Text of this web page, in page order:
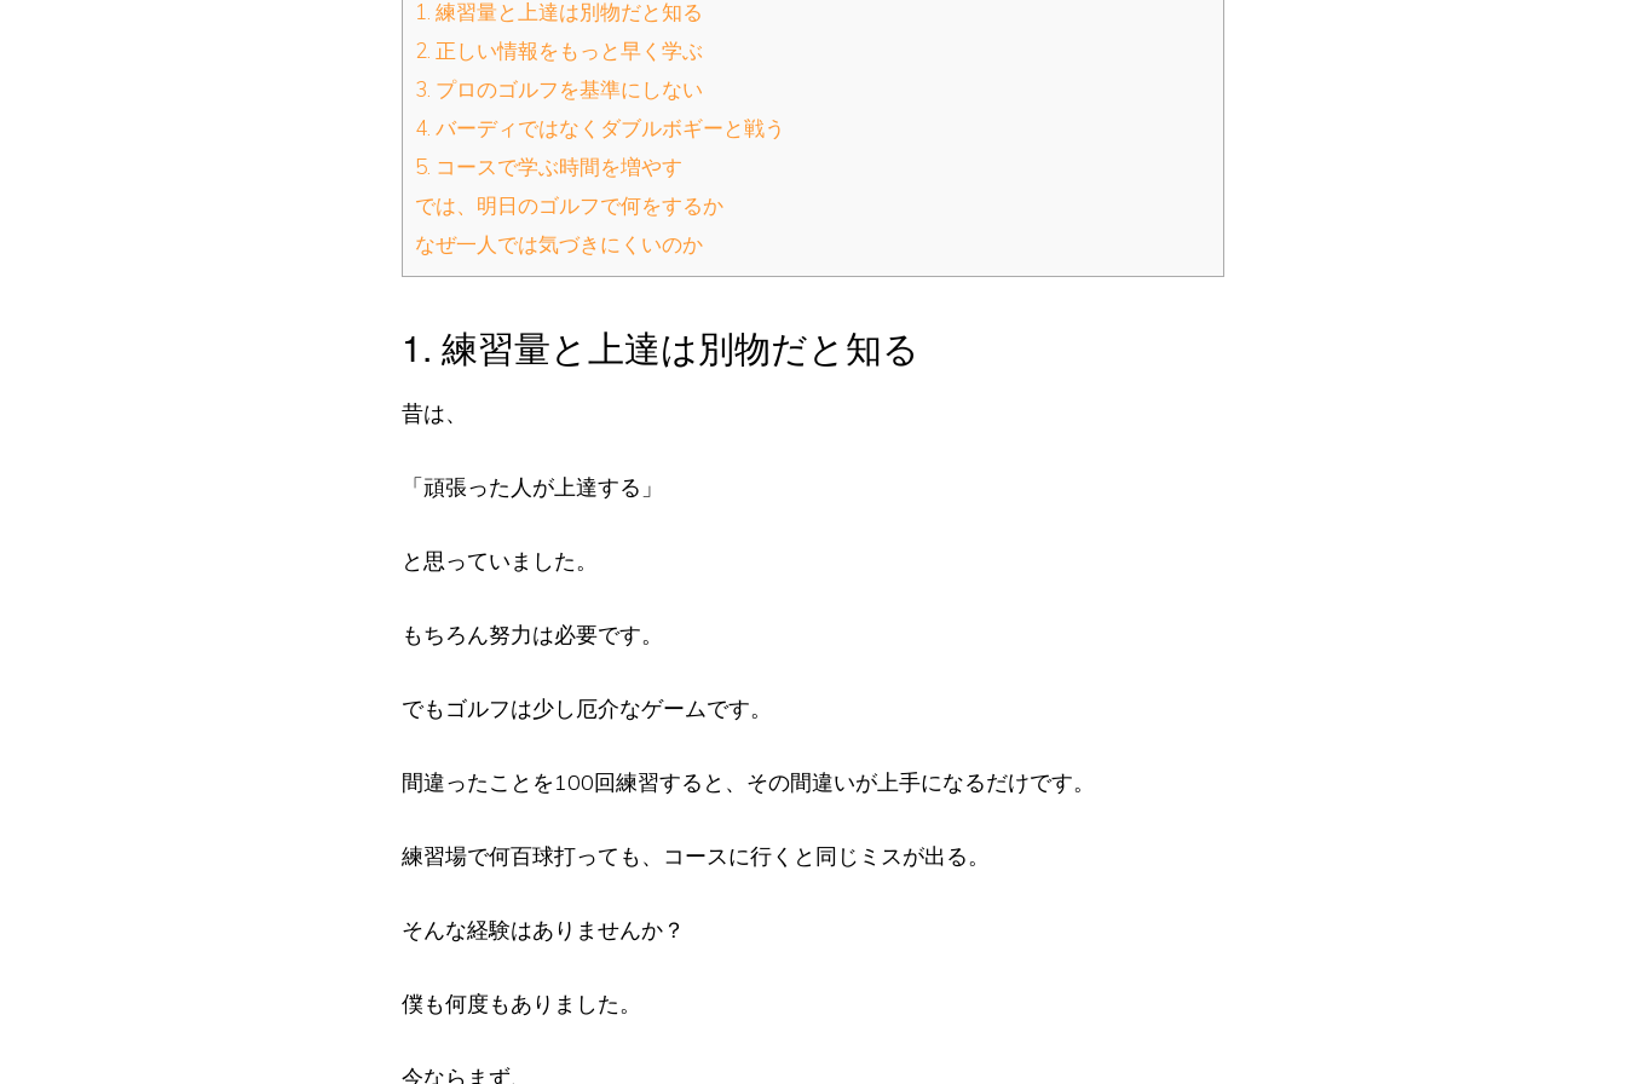
1. 練習量と上達は別物だと知る
2. 正しい情報をもっと早く学ぶ
3. プロのゴルフを基準にしない
4. バーディではなくダブルボギーと戦う
5. コースで学ぶ時間を増やす
では、明日のゴルフで何をするか
なぜ一人では気づきにくいのか
1. 練習量と上達は別物だと知る
昔は、
「頑張った人が上達する」
と思っていました。
もちろん努力は必要です。
でもゴルフは少し厄介なゲームです。
間違ったことを100回練習すると、その間違いが上手になるだけです。
練習場で何百球打っても、コースに行くと同じミスが出る。
そんな経験はありませんか？
僕も何度もありました。
今ならまず、